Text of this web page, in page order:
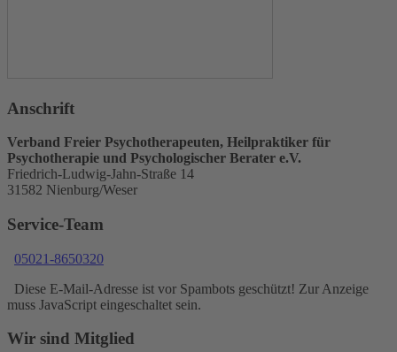
Anschrift
Verband Freier Psychotherapeuten, Heilpraktiker für
Psychotherapie und Psychologischer Berater e.V.
Friedrich-Ludwig-Jahn-Straße 14
31582 Nienburg/Weser
Service-Team
05021-8650320
Diese E-Mail-Adresse ist vor Spambots geschützt! Zur Anzeige
muss JavaScript eingeschaltet sein.
Wir sind Mitglied